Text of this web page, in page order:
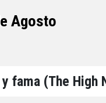
Agosto
fama (The High